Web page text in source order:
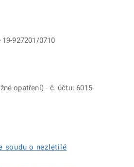
927201/0710
opatření) - č. účtu: 6015-
soudu o nezletilé